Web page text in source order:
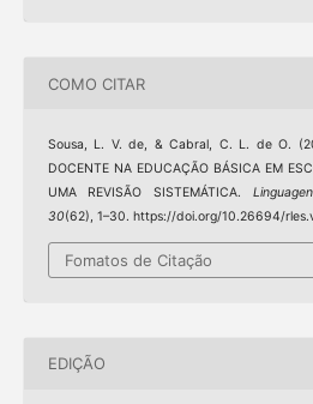
COMO CITAR
Sousa, L. V. de, & Cabral, C. L. de O.
DOCENTE NA EDUCAÇÃO BÁSICA EM
UMA REVISÃO SISTEMÁTICA.
30(62), 1–30. https://doi.org/10.26694/
Fomatos de Citação
EDIÇÃO